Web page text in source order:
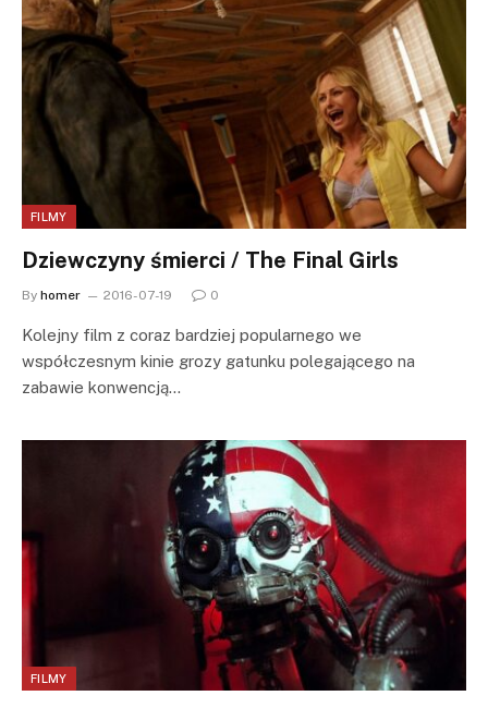
FILMY
Dziewczyny śmierci / The Final Girls
By homer 2016-07-19 0
Kolejny film z coraz bardziej popularnego we
współczesnym kinie grozy gatunku polegającego na
zabawie konwencją…
FILMY